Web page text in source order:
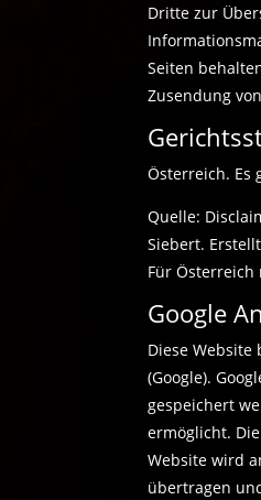
Dritte zur
Seiten
Zusendung
Österreich. Es
Quelle:
Siebert.
Für
Google
Diese Website
(Google).
gespeichert
ermöglicht.
Website wird
übertragen